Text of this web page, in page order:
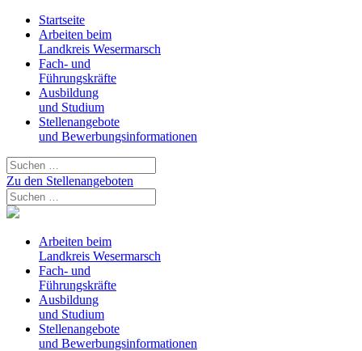
Startseite
Arbeiten beim
Landkreis Wesermarsch
Fach- und
Führungskräfte
Ausbildung
und Studium
Stellenangebote
und Bewerbungsinformationen
Zu den Stellenangeboten
Arbeiten beim
Landkreis Wesermarsch
Fach- und
Führungskräfte
Ausbildung
und Studium
Stellenangebote
und Bewerbungsinformationen